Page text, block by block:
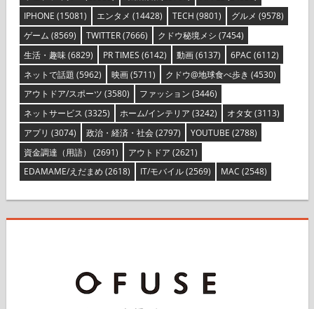
IPHONE (15081) エンタメ (14428) TECH (9801) グルメ (9578)
ゲーム (8569) TWITTER(7666) クドウ秘境メシ (7454)
生活・趣味(6829) PR TIMES (6142) 動画(6137) 6PAC (6112)
ネットで話題 (5962) 映画(5711) クドウ@地球食べ歩き (4530)
アウトドア/スポーツ (3580) ファッション (3446)
ネットサービス (3325) ホーム/インテリア (3242) オタ女(3113)
アプリ (3074) 政治・経済・社会(2797) YOUTUBE (2788)
資金調達（用語） (2691) アウトドア (2621)
EDAMAME/えだまめ (2618) IT/モバイル(2569) MAC (2548)